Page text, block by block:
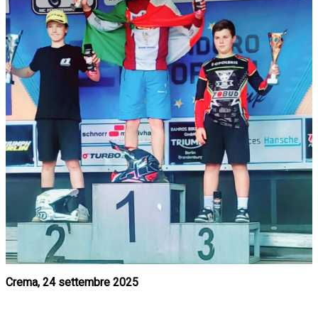
Crema, 24 settembre 2025